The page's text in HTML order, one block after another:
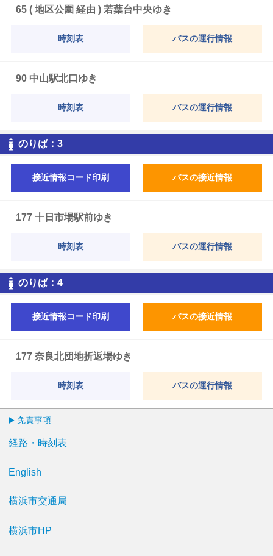
65 ( 地区公園 経由 ) 若葉台中央ゆき
時刻表 バスの運行情報
90 中山駅北口ゆき
時刻表 バスの運行情報
のりば： 3
接近情報コード印刷 バスの接近情報
177 十日市場駅前ゆき
時刻表 バスの運行情報
のりば： 4
接近情報コード印刷 バスの接近情報
177 奈良北団地折返場ゆき
時刻表 バスの運行情報
免責事項
経路・時刻表
English
横浜市交通局
横浜市HP